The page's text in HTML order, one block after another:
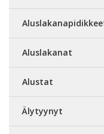
Aluslakanat
Alustat
Älytyynyt